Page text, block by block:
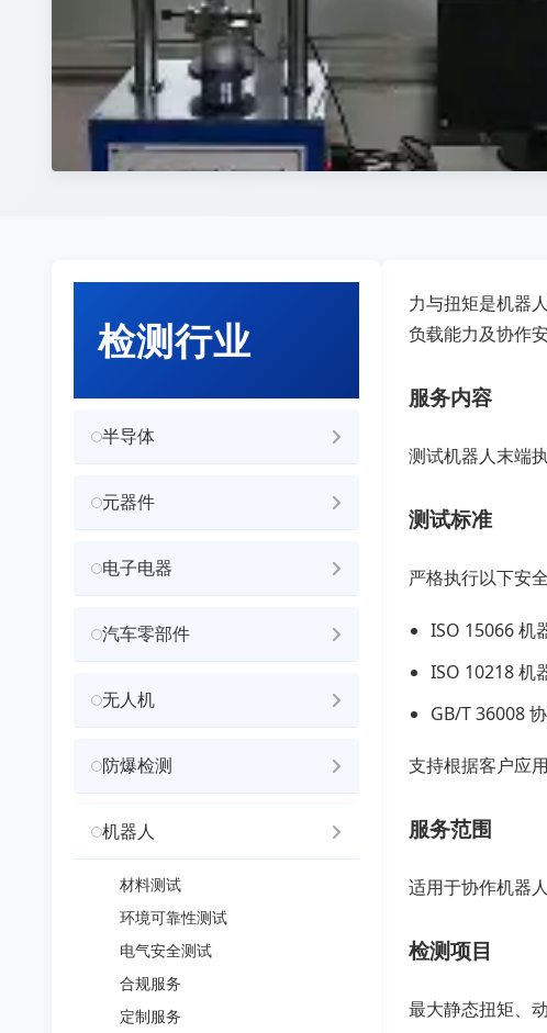
力与扭矩是机器
负载能力及协作
服务内容
测试机器人末端
测试标准
严格执行以下安
ISO 15066 机
ISO 10218 机
GB/T 36008
支持根据客户应
服务范围
适用于协作机器
检测项目
最大静态扭矩、
检测行业
半导体
元器件
电子电器
汽车零部件
无人机
防爆检测
机器人
材料测试
环境可靠性测试
电气安全测试
合规服务
定制服务